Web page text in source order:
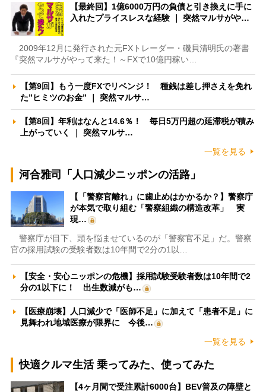
【最終回】1億6000万円の負債と引き換えに手に
入れたプライスレスな経験 ｜ 突然マルサがや…
2009年12月に発行された元FXトレーダー・磯貝清明氏の著書
『突然マルサがやって来た！～FXで10億円稼い…
【第9回】もう一度FXでリベンジ！ 種銭は差し押さえを免れ
た”ヒミツのお金” ｜ 突然マルサ…
【第8回】年利はなんと14.6％！ 毎日5万円超の延滞税が積み
上がっていく ｜ 突然マルサ…
一覧を見る
河合雅司「人口減少ニッポンの活路」
【「警察官離れ」に歯止めはかかるか？】警察庁
が本気で取り組む「警察組織の構造改革」 実
現…
警察庁が目下、頭を悩ませているのが「警察官不足」だ。警察
官の採用試験の受験者数は10年間で2分の1以…
【安全・安心ニッポンの危機】採用試験受験者数は10年間で2
分の1以下に！ 出生数減がも…
【医療崩壊】人口減少で「医師不足」に加えて「患者不足」に
見舞われ地域医療が限界に 今後…
一覧を見る
快適クルマ生活 乗ってみた、使ってみた
【4ヶ月間で受注累計6000台】BEV普及の障壁と